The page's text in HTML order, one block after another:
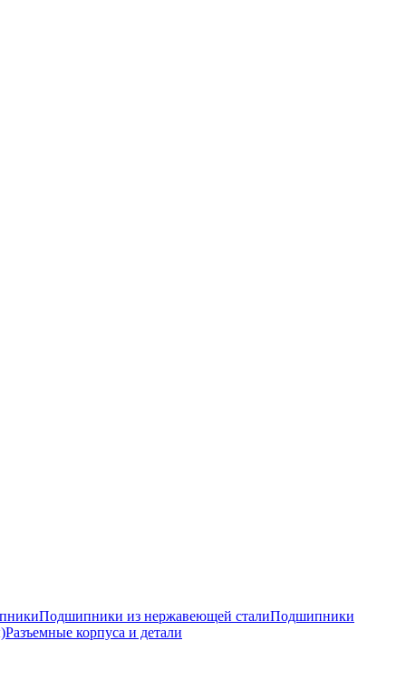
Подшипники из нержавеющей сталиПодшипники
Разъемные корпуса и детали